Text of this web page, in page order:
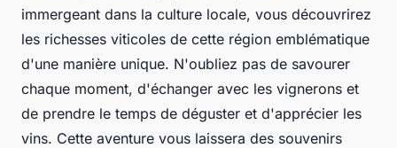
immergeant dans la culture locale, vous découvrirez
les richesses viticoles de cette région emblématique
d'une manière unique. N'oubliez pas de savourer
chaque moment, d'échanger avec les vignerons et
de prendre le temps de déguster et d'apprécier les
vins. Cette aventure vous laissera des souvenirs